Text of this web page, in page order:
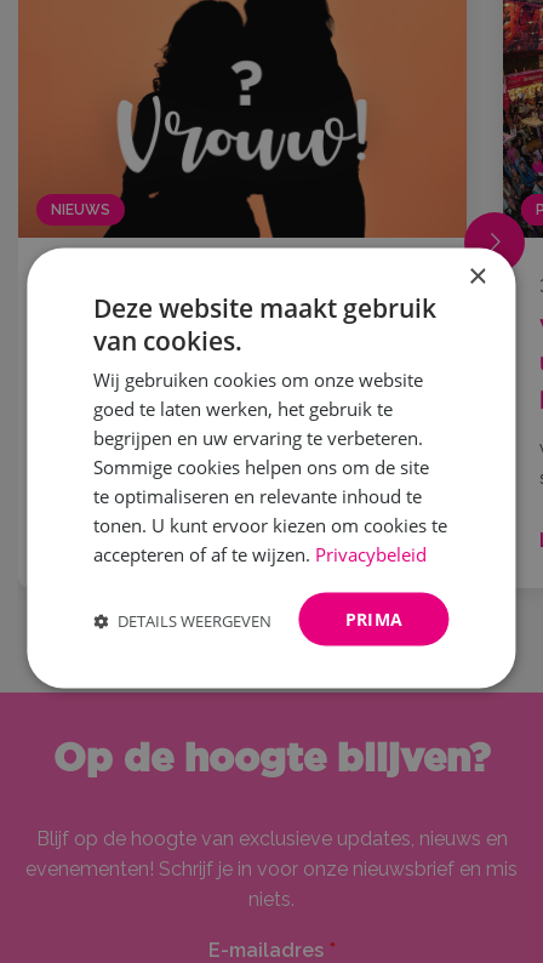
NIEUWS
Word jij het nieuwe gezicht
Droom jij ervan om samen met je moeder, oma,
dochter,...
Lees meer
Op de hoogte blijven?
Blijf op de hoogte van exclusieve updates, nieuws en
evenementen! Schrijf je in voor onze nieuwsbrief en mis
niets.
E-mailadres*
×
Deze website maakt gebruik
van cookies.
Wij gebruiken cookies om onze website
goed te laten werken, het gebruik te
begrijpen en uw ervaring te verbeteren.
Sommige cookies helpen ons om de site
te optimaliseren en relevante inhoud te
tonen. U kunt ervoor kiezen om cookies te
accepteren of af te wijzen. Privacybeleid
PRIMA
DETAILS WEERGEVEN